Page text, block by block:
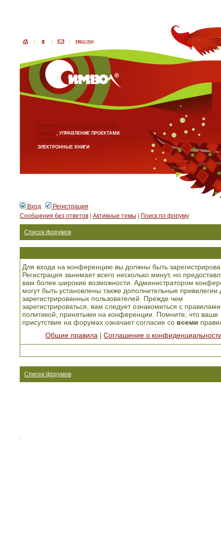
ИНФОРМАЦИОННЫЕ ТЕХНОЛОГИИ
БИЗНЕС, УПРАВЛЕНИЕ ПРОЕКТАМИ
АНГЛИЙСКИЙ ЯЗЫК
ЭЛЕКТРОННЫЕ КНИГИ
Вход
Регистрация
Сообщения без ответов
Активные темы Поиск по форуму
Список форумов
Для входа на конференцию вы должны быть
Регистрация занимает всего несколько минут, но
вам более широкие возможности. Администратором
могут быть установлены также дополнительные привилегии
зарегистрированных пользователей. Прежде чем
зарегистрироваться, вам следует ознакомиться с
политикой, принятыми на конференции. Помните, что ваше
присутствие на форумах означает согласие со всеми
Общие правила
Соглашение о
Список форумов